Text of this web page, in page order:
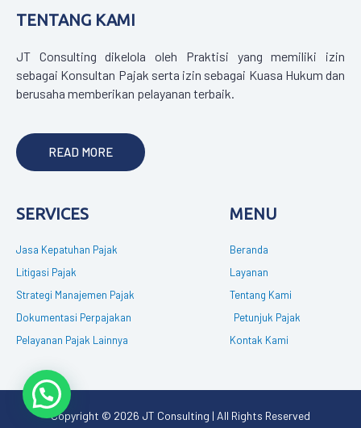
TENTANG KAMI
JT Consulting dikelola oleh Praktisi yang memiliki izin
sebagai Konsultan Pajak serta izin sebagai Kuasa Hukum dan
berusaha memberikan pelayanan terbaik.
READ MORE
SERVICES
Jasa Kepatuhan Pajak
Litigasi Pajak
Strategi Manajemen Pajak
Dokumentasi Perpajakan
Pelayanan Pajak Lainnya
MENU
Beranda
Layanan
Tentang Kami
Petunjuk Pajak
Kontak Kami
Copyright © 2026 JT Consulting | All Rights Reserved